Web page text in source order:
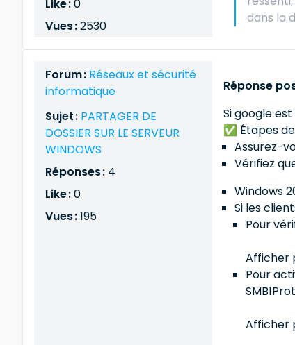
Like :0
Vues :2530
dans la
Forum : Réseaux et sécurité
informatique
Sujet : PARTAGER DE
DOSSIER SUR LE SERVEUR
WINDOWS
Réponses : 4
Like :0
Vues :195
Réponse
Si google
✅ Étapes
Assurez-
Vérifiez
Windows
Si les
Pour
Afficher
Pour
Afficher